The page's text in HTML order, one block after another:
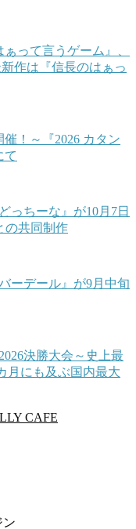
って言うゲーム』、
作は『信長のはぁっ
！～『2026 カタン
て
っちーな』が10月7日
の共同制作
ーデール』が9月中旬
決勝大会～史上最
月にも及ぶ国内最大
ン